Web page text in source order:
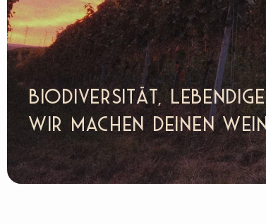
Biodiversität,
Wir machen deinen